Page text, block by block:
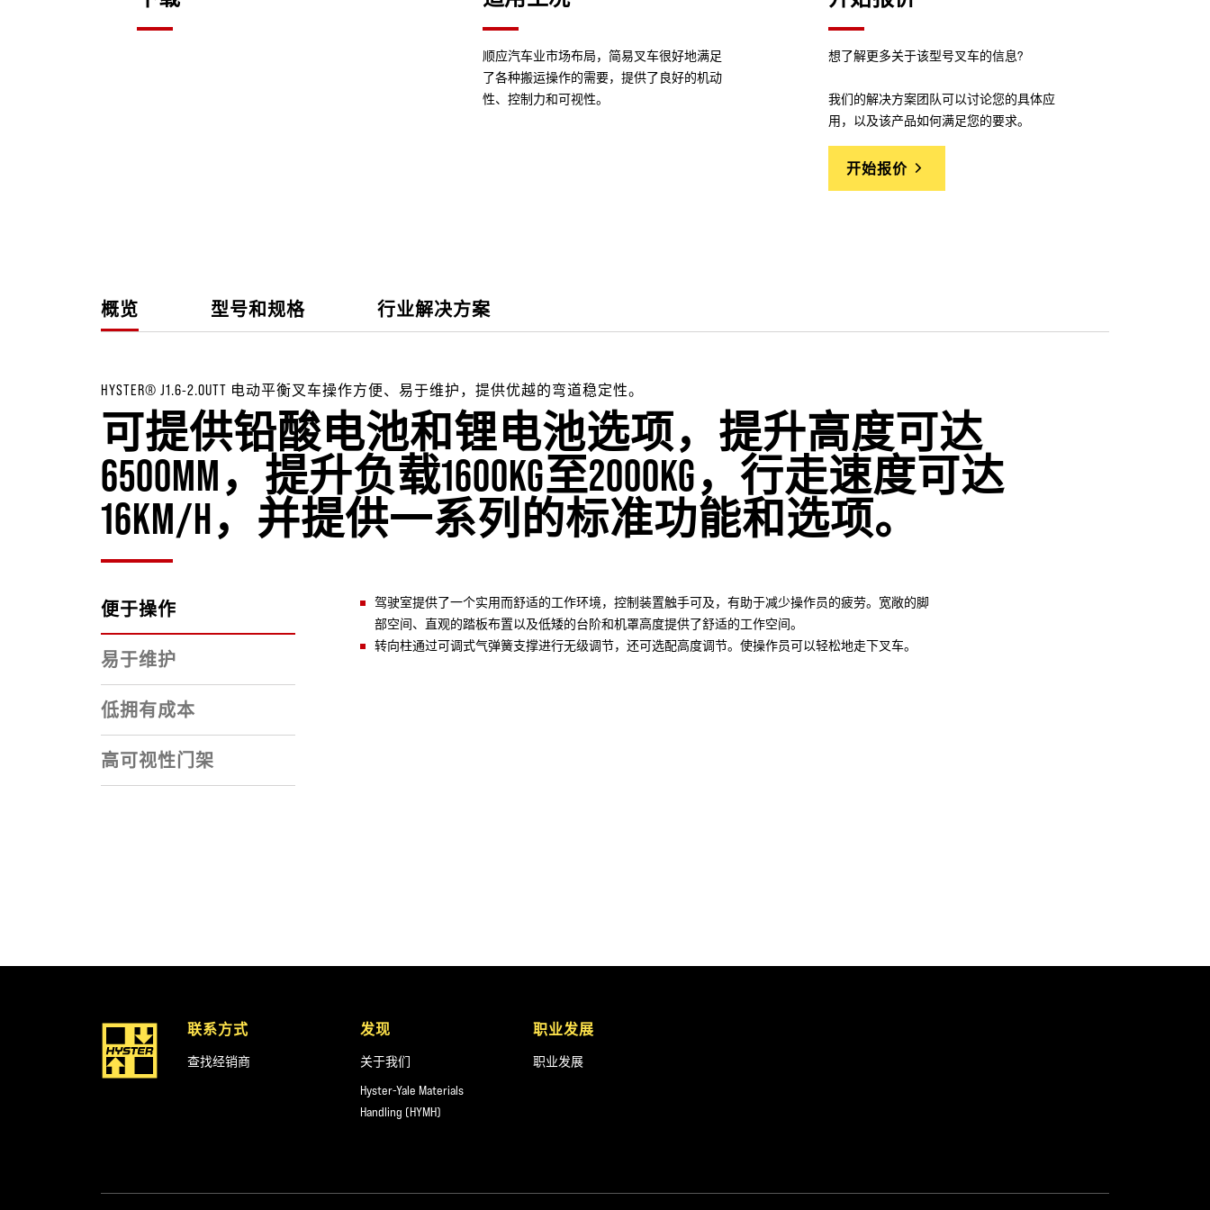
顺应汽车业市场布局，简易叉车很好地满足
了各种搬运操作的需要，提供了良好的机动
性、控制力和可视性。
想了解更多关于该型号叉车的信息?
我们的解决方案团队可以讨论您的具体应
用，以及该产品如何满足您的要求。
开始报价
概览 型号和规格 行业解决方案
HYSTER® J1.6-2.0UTT 电动平衡叉车操作方便、易于维护，提供优越的弯道稳定性。
可提供铅酸电池和锂电池选项，提升高度可达
6500MM，提升负载1600KG至2000KG，行走速度可达
16KM/H，并提供一系列的标准功能和选项。
便于操作
易于维护
低拥有成本
高可视性门架
驾驶室提供了一个实用而舒适的工作环境，控制装置触手可及，有助于减少操作员的疲劳。宽敞的脚
部空间、直观的踏板布置以及低矮的台阶和机罩高度提供了舒适的工作空间。
转向柱通过可调式气弹簧支撑进行无级调节，还可选配高度调节。使操作员可以轻松地走下叉车。
联系方式
查找经销商
发现
关于我们
Hyster-Yale Materials
Handling (HYMH)
职业发展
职业发展